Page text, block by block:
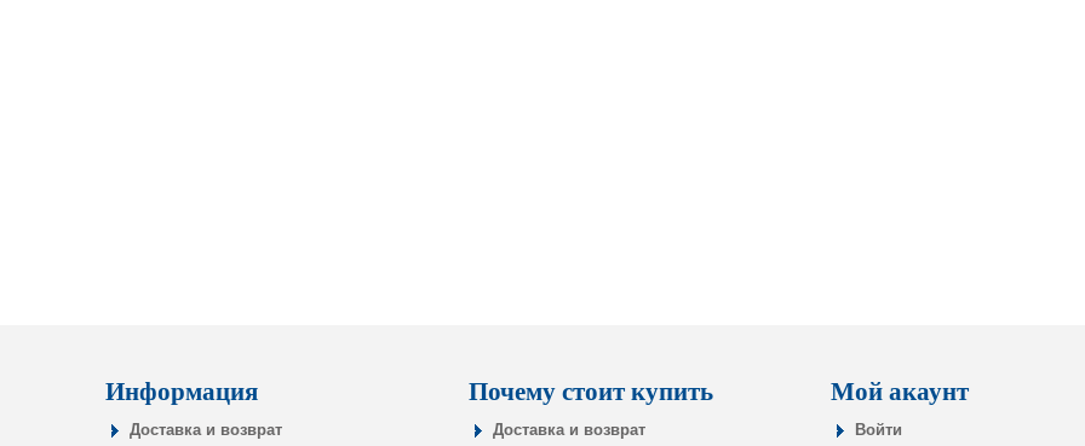
Информация
Доставка и возврат
Почему стоит купить
Доставка и возврат
Мой акаунт
Войти